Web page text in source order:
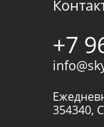
+7
354340,